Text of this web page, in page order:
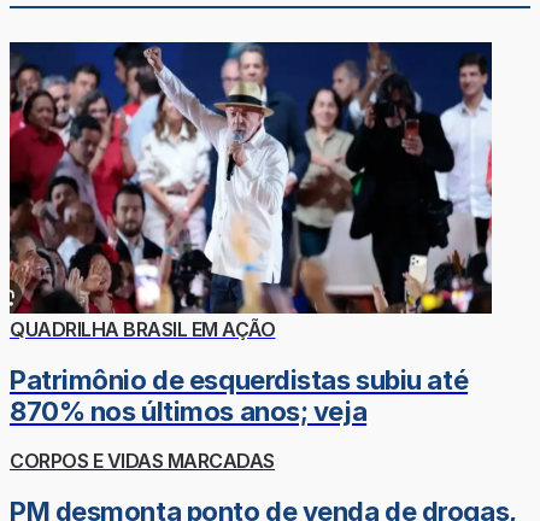
QUADRILHA BRASIL EM AÇÃO
Patrimônio de esquerdistas subiu até
870% nos últimos anos; veja
CORPOS E VIDAS MARCADAS
PM desmonta ponto de venda de drogas,